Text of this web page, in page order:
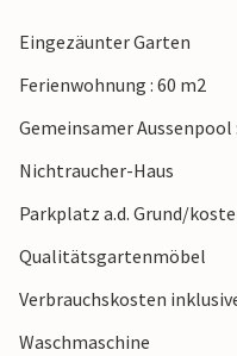
Eingezäunter Garten
Ferienwohnung : 60 m2
Gemeinsamer Aussenpool
Nichtraucher-Haus
Parkplatz a.d. Grund/
Qualitätsgartenmöbel
Verbrauchskosten
Waschmaschine